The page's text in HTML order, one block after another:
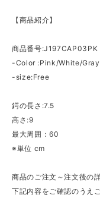
【商品紹介】
商品番号:J197CAP03PK
-Color :Pink/White/
-size:Free
鍔の長さ:7.5
高さ:9
最大周囲：60
※単位 cm
商品のご注文～注文後の
下記内容をご確認のうえ